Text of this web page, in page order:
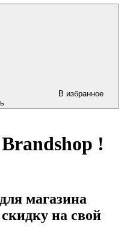
В избранное
!
магазина
на свой